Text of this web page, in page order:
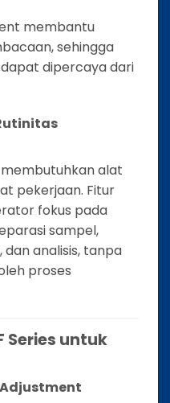
membantu
sehingga
dipercaya dari
alat
pekerjaan. Fitur
fokus pada
sampel,
analisis, tanpa
proses
Series untuk